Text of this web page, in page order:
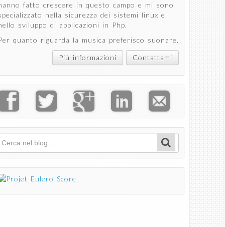
un
linux
fatto crescere in questo campo e mi sono
nella sicurezza dei sistemi linux e
sviluppo di applicazioni in Php.
quanto riguarda la musica preferisco suonare.
Più informazioni Contattami
Form di ricerca